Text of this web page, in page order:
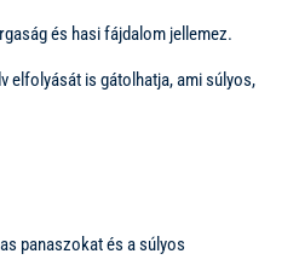
és hasi fájdalom jellemez.
elfolyását is gátolhatja, ami súlyos,
panaszokat és a súlyos